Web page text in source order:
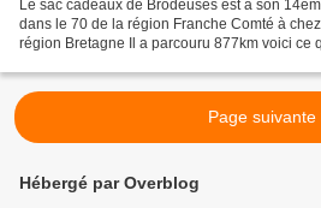
Le sac cadeaux de Brodeuses est à son
dans le 70 de la région Franche Comté à
région Bretagne Il a parcouru 877km voici ce
Page suivante
Hébergé par Overblog